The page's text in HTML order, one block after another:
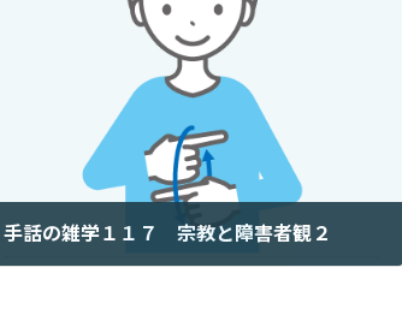
手話の雑学１１７ 宗教と障害者観２